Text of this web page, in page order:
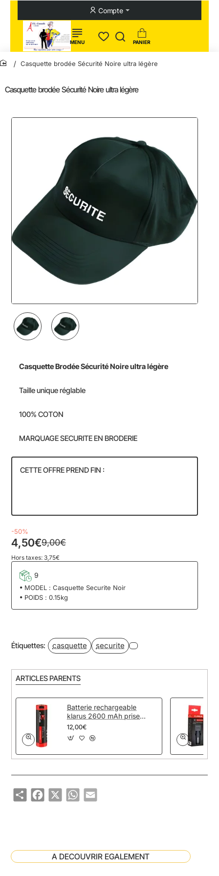
Compte
Casquette brodée Sécurité Noire ultra légère
home
Casquette brodée Sécurité Noire ultra légère
Casquette Brodée Sécurité Noire ultra légère
Taille unique réglable
100% COTON
MARQUAGE SECURITE EN BRODERIE
CETTE OFFRE PREND FIN :
-50%
4,50€9,00€
Hors taxes: 3,75€
9
MODEL : Casquette Securite Noir
POIDS : 0.15kg
Étiquettes: casquette securite
ARTICLES PARENTS
Batterie rechargeable
klarus 2600 mAh prise
micro USB
12,00€
ShareFacebook
X WhatsApp
Email
A DECOUVRIR EGALEMENT